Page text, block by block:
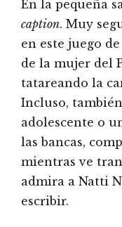
En la pequeña
caption. Muy
en este juego
de la mujer del
tatareando la
Incluso,
adolescente o
las bancas,
mientras ve
admira a Natti
escribir.